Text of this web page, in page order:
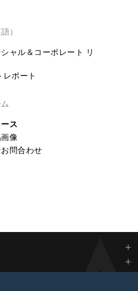
）
ャル＆コーポレート リ
レポート
ス
像
問合わせ